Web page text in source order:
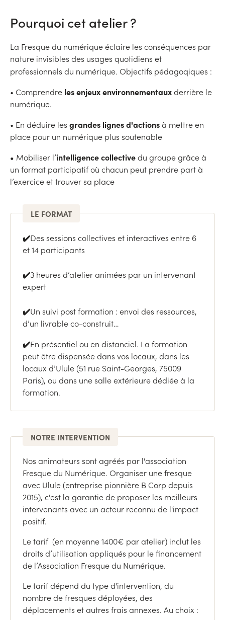
Pourquoi cet atelier ?
La Fresque du numérique éclaire les conséquences par
nature invisibles des usages quotidiens et
professionnels du numérique. Objectifs pédagoqiques :
• Comprendre les enjeux environnementauxderrière le
numérique.
• En déduire les grandes lignes d'actionsà mettre en
place pour un numérique plus soutenable
• Mobiliser l’intelligence collectivedu groupe grâce à
un format participatif où chacun peut prendre part à
l’exercice et trouver sa place
LE FORMAT
✔️Des sessions collectives et interactives entre 6
et 14 participants
✔️3 heures d’atelier animées par un intervenant
expert
✔️Un suivi post formation : envoi des ressources,
d’un livrable co-construit…
✔️En présentiel ou en distanciel. La formation
peut être dispensée dans vos locaux, dans les
locaux d’Ulule (51 rue Saint-Georges, 75009
Paris), ou dans une salle extérieure dédiée à la
formation.
NOTRE INTERVENTION
Nos animateurs sont agréés par l'association
Fresque du Numérique. Organiser une fresque
avec Ulule (entreprise pionnière B Corp depuis
2015), c'est la garantie de proposer les meilleurs
intervenants avec un acteur reconnu de l'impact
positif.
Le tarif (en moyenne 1400€ par atelier) inclut les
droits d’utilisation appliqués pour le financement
de l’Association Fresque du Numérique.
Le tarif dépend du type d'intervention, du
nombre de fresques déployées, des
déplacements et autres frais annexes. Au choix :